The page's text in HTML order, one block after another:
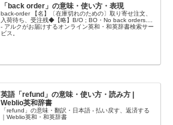
「back order」の意味・使い方・表現
back-order 【名】〔在庫切れのための〕取り寄せ注文、
入荷待ち、受注残◆【略】B/O ; BO・No back orders....
- アルクがお届けするオンライン英和・和英辞書検索サー
ビス。
英語「refund」の意味・使い方・読み方 |
Weblio英和辞書
「refund」の意味・翻訳・日本語 - 払い戻す、返済する
｜Weblio英和・和英辞書